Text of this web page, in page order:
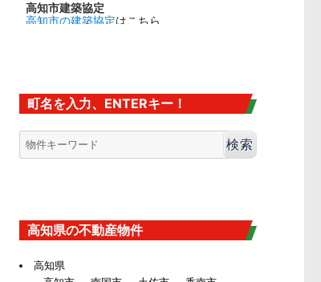
高知市建築協定
高知市の建築協定はこちら
香南市の海抜（標高）はこちら
高知市大規模盛土造成地マップはこち
ら
町名を入力、ENTERキー！
高知県の不動産物件
高知県